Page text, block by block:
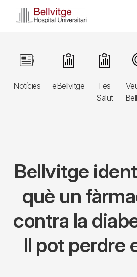
Navegació
principal
3r
Notícies
Image
eBellvitge
Image
Fes
Salut
Image
Bellvitge
què un
contra la
II pot perdre